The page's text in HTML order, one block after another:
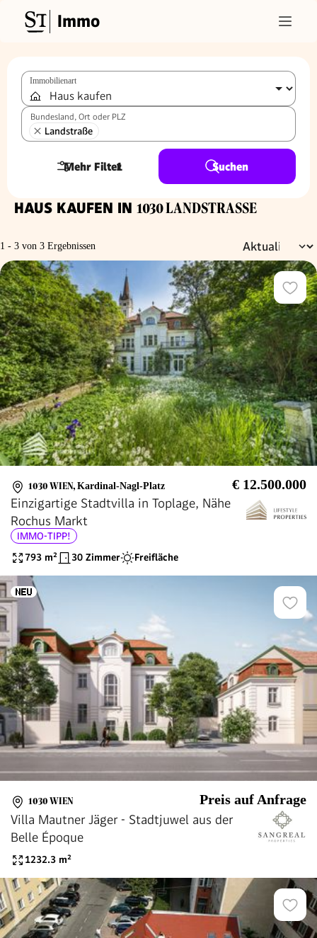
Immo
Immobilienart
Bundesland, Ort oder PLZ
Landstraße
Mehr Filter
1 Suchen
HAUS KAUFEN IN 1030 LANDSTRASSE
1 - 3 von 3 Ergebnissen
1030 WIEN, Kardinal-Nagl-Platz € 12.500.000
Einzigartige Stadtvilla in Toplage, Nähe
Rochus Markt
IMMO-TIPP!
793 m² 30 Zimmer Freifläche
1030 WIEN Preis auf Anfrage
Villa Mautner Jäger - Stadtjuwel aus der
Belle Époque
1232.3 m²